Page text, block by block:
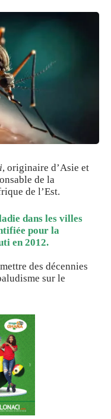
, originaire d’Asie et
de la
de l’Est.
dans les villes
pour la
en 2012.
des décennies
sur le